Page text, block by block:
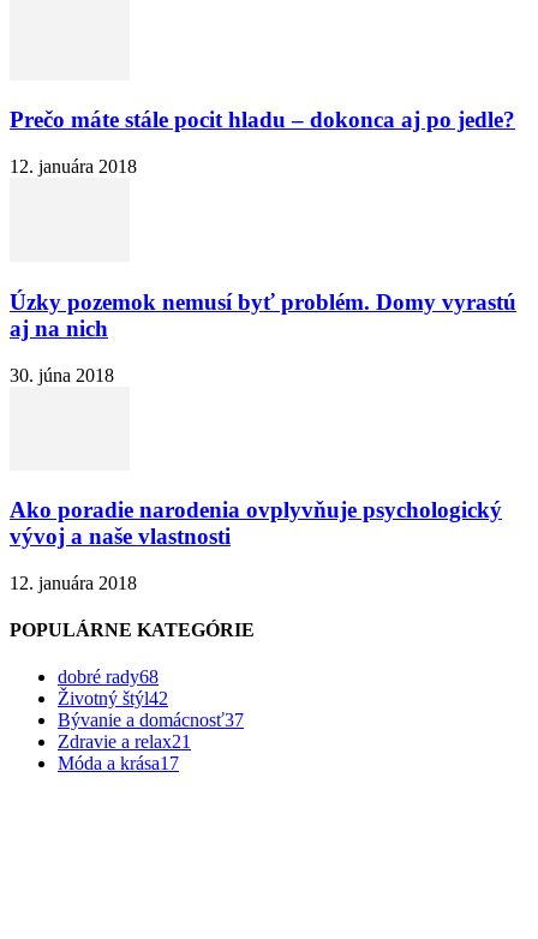
Prečo máte stále pocit hladu – dokonca aj po jedle?
12. januára 2018
Úzky pozemok nemusí byť problém. Domy vyrastú
aj na nich
30. júna 2018
Ako poradie narodenia ovplyvňuje psychologický
vývoj a naše vlastnosti
12. januára 2018
POPULÁRNE KATEGÓRIE
dobré rady68
Životný štýl42
Bývanie a domácnosť37
Zdravie a relax21
Móda a krása17